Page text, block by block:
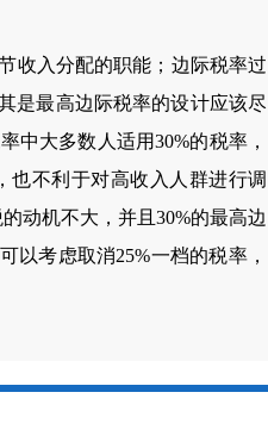
收入分配的职能；边际税率过
是最高边际税率的设计应该尽
中大多数人适用30%的税率，
也不利于对高收入人群进行调
动机不大，并且 30%的最高边
以考虑取消25%一档的税率，